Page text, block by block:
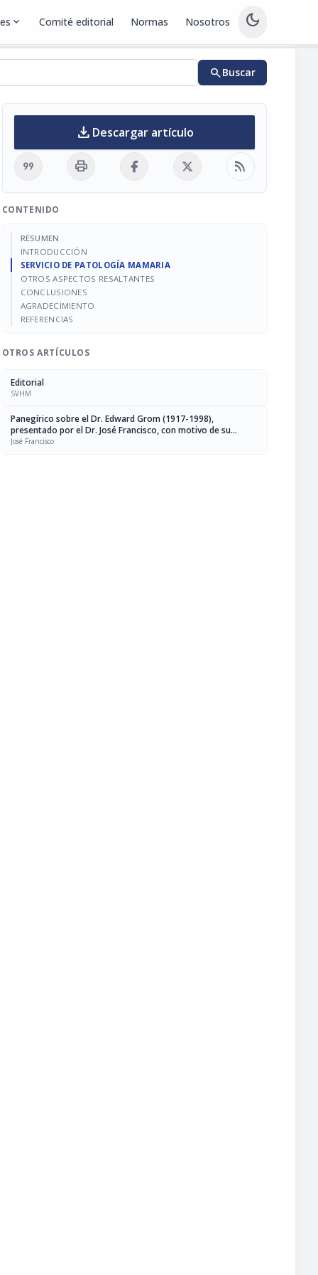
expand_more Comité editorial Normas Nosotros dark_mode
searchBuscar
download Descargar artículo
format_quote print rss_feed
CONTENIDO
RESUMEN
INTRODUCCIÓN
SERVICIO DE PATOLOGÍA MAMARIA
OTROS ASPECTOS RESALTANTES
CONCLUSIONES
AGRADECIMIENTO
REFERENCIAS
OTROS ARTÍCULOS
Editorial
SVHM
Panegírico sobre el Dr. Edward Grom (1917-1998),
presentado por el Dr. José Francisco, con motivo de su
incorporación como individuo de número, sillón XXXI, a la
José Francisco